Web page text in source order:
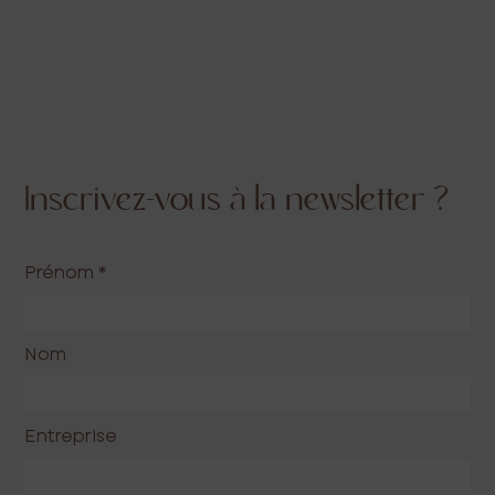
Inscrivez-vous à la newsletter ?
Prénom *
Nom
Entreprise